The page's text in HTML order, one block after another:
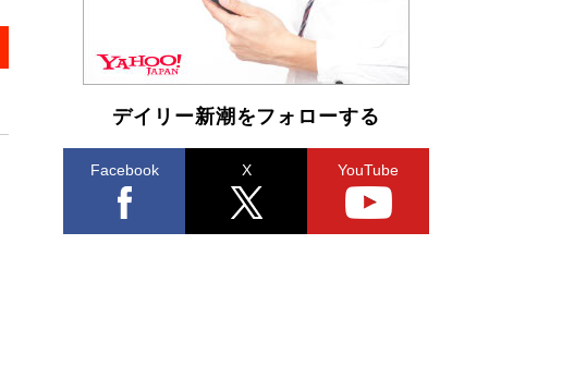
デイリー新潮をフォローする
Facebook X YouTube